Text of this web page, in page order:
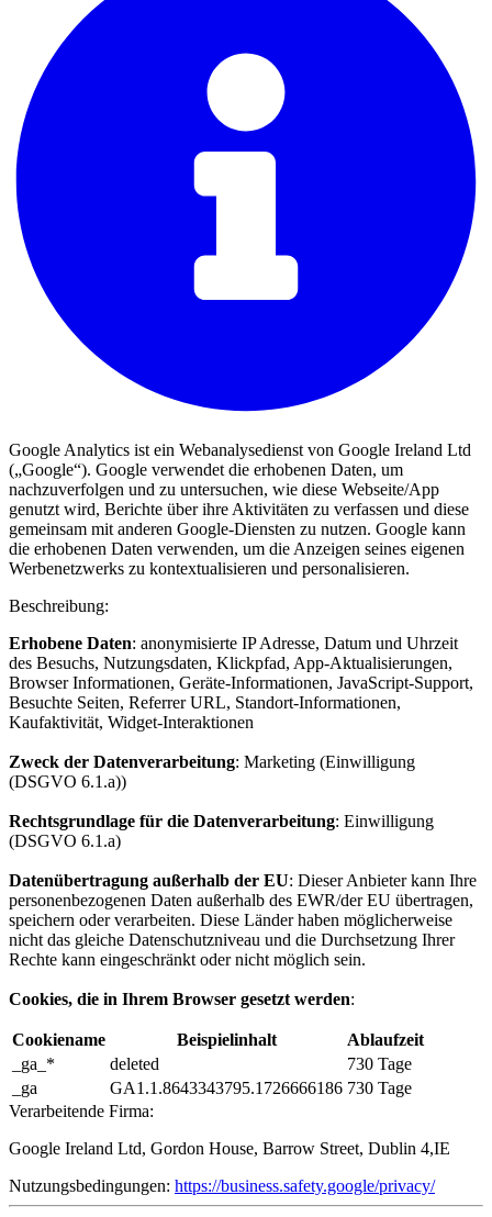
Google Analytics ist ein Webanalysedienst von Google Ireland Ltd
(„Google“). Google verwendet die erhobenen Daten, um
nachzuverfolgen und zu untersuchen, wie diese Webseite/App
genutzt wird, Berichte über ihre Aktivitäten zu verfassen und diese
gemeinsam mit anderen Google-Diensten zu nutzen. Google kann
die erhobenen Daten verwenden, um die Anzeigen seines eigenen
Werbenetzwerks zu kontextualisieren und personalisieren.
Beschreibung:
Erhobene Daten: anonymisierte IP Adresse, Datum und Uhrzeit
des Besuchs, Nutzungsdaten, Klickpfad, App-Aktualisierungen,
Browser Informationen, Geräte-Informationen, JavaScript-Support,
Besuchte Seiten, Referrer URL, Standort-Informationen,
Kaufaktivität, Widget-Interaktionen
Zweck der Datenverarbeitung: Marketing (Einwilligung
(DSGVO 6.1.a))
Rechtsgrundlage für die Datenverarbeitung: Einwilligung
(DSGVO 6.1.a)
Datenübertragung außerhalb der EU: Dieser Anbieter kann Ihre
personenbezogenen Daten außerhalb des EWR/der EU übertragen,
speichern oder verarbeiten. Diese Länder haben möglicherweise
nicht das gleiche Datenschutzniveau und die Durchsetzung Ihrer
Rechte kann eingeschränkt oder nicht möglich sein.
Cookies, die in Ihrem Browser gesetzt werden:
Cookiename Beispielinhalt
Ablaufzeit
_ga_*
deleted
730 Tage
_ga
GA1.1.8643343795.1726666186 730 Tage
Verarbeitende Firma:
Google Ireland Ltd, Gordon House, Barrow Street, Dublin 4,IE
Nutzungsbedingungen: https://business.safety.google/privacy/